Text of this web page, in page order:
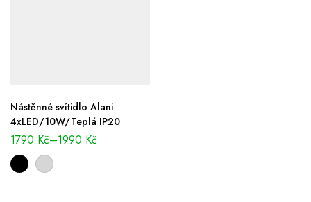
Nástěnné svítidlo Alani
4xLED/10W/Teplá IP20
1790 Kč–1990 Kč